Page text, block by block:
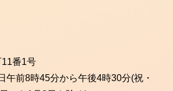
番1号
午前8時45分から午後4時30分(祝・